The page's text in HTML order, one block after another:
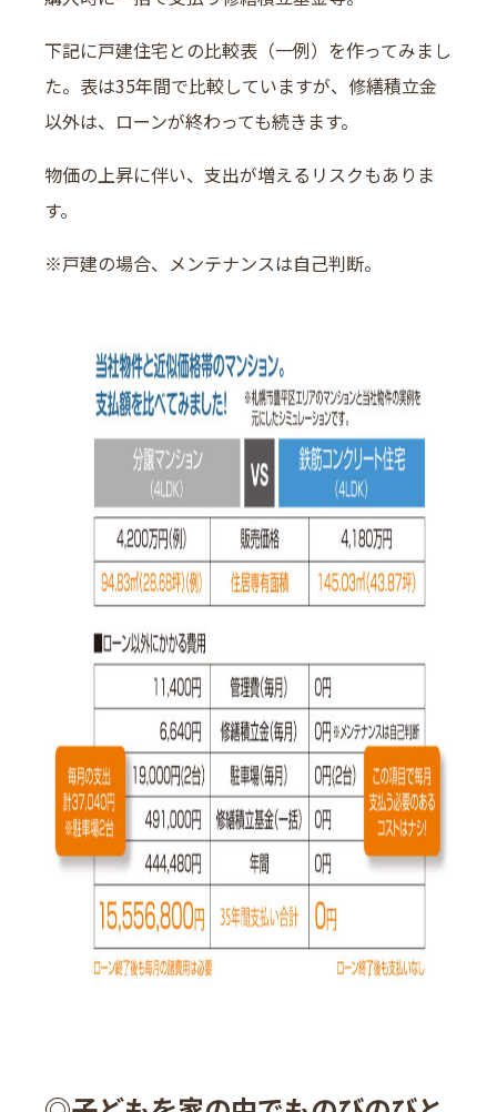
下記に戸建住宅との比較表（一例）を作ってみまし
た。表は35年間で比較していますが、修繕積立金
以外は、ローンが終わっても続きます。
物価の上昇に伴い、支出が増えるリスクもありま
す。
※戸建の場合、メンテナンスは自己判断。